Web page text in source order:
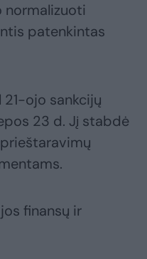
normalizuoti
patenkintas
21-ojo sankcijų
23 d. Jį stabdė
finansų ir